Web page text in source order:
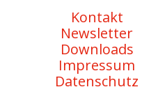
Kontakt
Newsletter
Downloads
Impressum
Datenschutz